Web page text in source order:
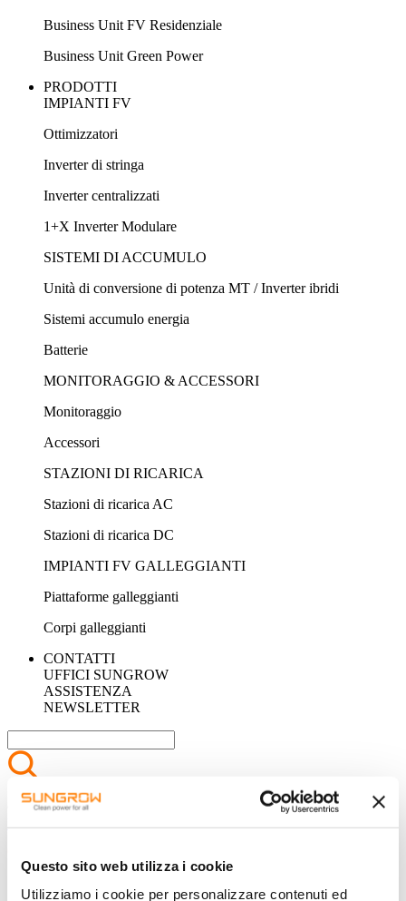
Questo sito web utilizza i cookie
Utilizziamo i cookie per personalizzare contenuti ed
Business Unit FV Residenziale
Business Unit Green Power
PRODOTTI
IMPIANTI FV
Ottimizzatori
Inverter di stringa
Inverter centralizzati
1+X Inverter Modulare
SISTEMI DI ACCUMULO
Unità di conversione di potenza MT / Inverter ibridi
Sistemi accumulo energia
Batterie
MONITORAGGIO & ACCESSORI
Monitoraggio
Accessori
STAZIONI DI RICARICA
Stazioni di ricarica AC
Stazioni di ricarica DC
IMPIANTI FV GALLEGGIANTI
Piattaforme galleggianti
Corpi galleggianti
CONTATTI
UFFICI SUNGROW
ASSISTENZA
NEWSLETTER
SEARCH
Guess you want to find it.